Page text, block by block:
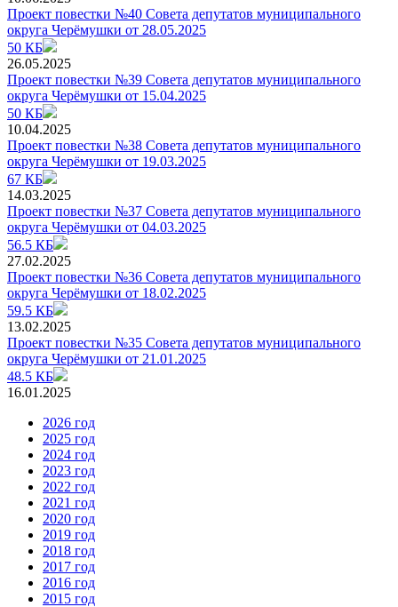
Проект повестки №40 Совета депутатов муниципального
округа Черёмушки от 28.05.2025
50 КБ
26.05.2025
Проект повестки №39 Совета депутатов муниципального
округа Черёмушки от 15.04.2025
50 КБ
10.04.2025
Проект повестки №38 Совета депутатов муниципального
округа Черёмушки от 19.03.2025
67 КБ
14.03.2025
Проект повестки №37 Совета депутатов муниципального
округа Черёмушки от 04.03.2025
56.5 КБ
27.02.2025
Проект повестки №36 Совета депутатов муниципального
округа Черёмушки от 18.02.2025
59.5 КБ
13.02.2025
Проект повестки №35 Совета депутатов муниципального
округа Черёмушки от 21.01.2025
48.5 КБ
16.01.2025
2026 год
2025 год
2024 год
2023 год
2022 год
2021 год
2020 год
2019 год
2018 год
2017 год
2016 год
2015 год